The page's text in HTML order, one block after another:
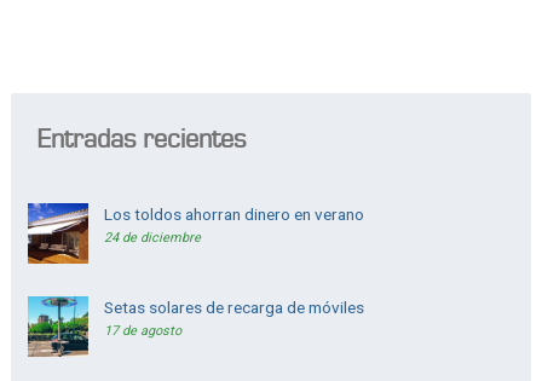
Entradas recientes
Los toldos ahorran dinero en verano
24 de diciembre
Setas solares de recarga de móviles
17 de agosto